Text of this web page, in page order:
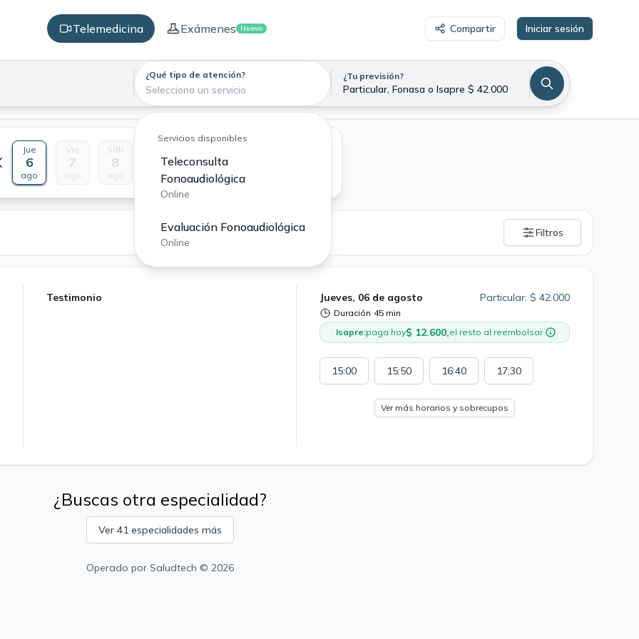
Telemedicina Exámenes Nuevo Compartir Iniciar sesión
¿Qué tipo de atención?
Selecciona un servicio
¿Tu previsión?
Particular, Fonasa o Isapre $ 42.000
Servicios disponibles
Teleconsulta
Fonoaudiológica
Online
Evaluación Fonoaudiológica
Online
Jue
6
ago
Vie
7
ago
Sáb
8
ago
9
ago
10
ago ago
Filtros
Jueves, 06 de agosto
Duración 45 min
Particular: $ 42.000
Isapre:paga hoy$ 12.600,el resto al reembolsar
15:00 15:50 16:40 17:30
Ver más horarios y sobrecupos
Testimonio
¿Buscas otra especialidad?
Ver 41 especialidades más
Operado por Saludtech © 2026